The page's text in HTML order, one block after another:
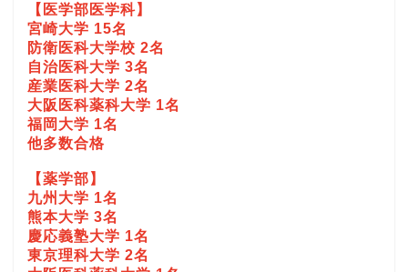
【医学部医学科】
宮崎大学 15名
防衛医科大学校 2名
自治医科大学 3名
産業医科大学 2名
大阪医科薬科大学 1名
福岡大学 1名
他多数合格
【薬学部】
九州大学 1名
熊本大学 3名
慶応義塾大学 1名
東京理科大学 2名